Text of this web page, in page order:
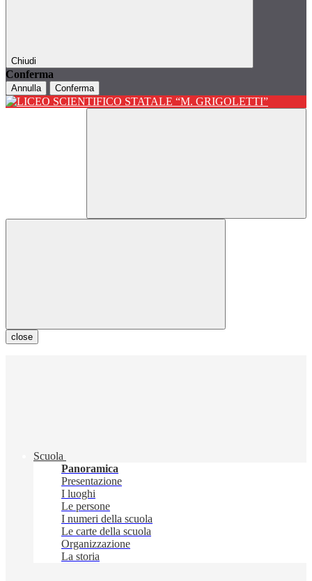
Chiudi
Conferma
Annulla Conferma
close
Scuola
Panoramica
Presentazione
I luoghi
Le persone
I numeri della scuola
Le carte della scuola
Organizzazione
La storia